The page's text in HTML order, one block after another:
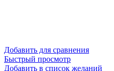
Добавить для сравнения
Быстрый просмотр
Добавить в список желаний